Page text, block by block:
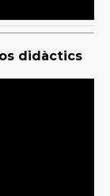
didàctics